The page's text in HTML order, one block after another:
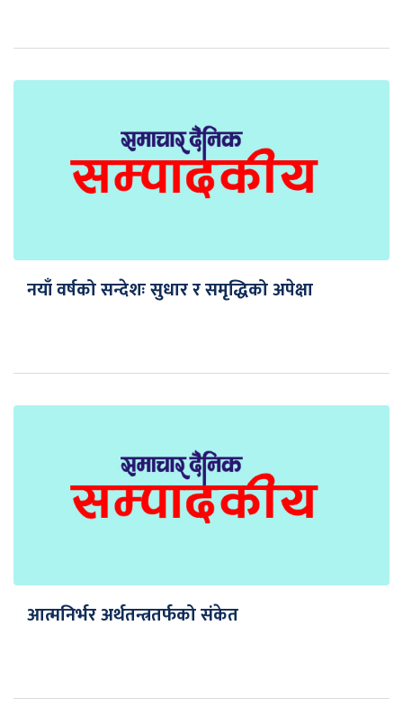
नयाँ वर्षको सन्देशः सुधार र समृद्धिको अपेक्षा
आत्मनिर्भर अर्थतन्त्रतर्फको संकेत